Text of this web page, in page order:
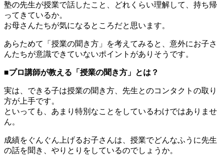
塾の先生が授業で話したこと、どれくらい理解して、持ち帰
ってきているか。
お母さんたちが気になるところだと思います。
あらためて「授業の聞き方」を考えてみると、意外にお子さ
んたちが意識できていないポイントがありそうです。
■プロ講師が教える「授業の聞き方」とは？
実は、できる子は授業の聞き方、先生とのコンタクトの取り
方が上手です。
といっても、あまり特別なことをしているわけではありませ
ん。
成績をぐんぐん上げるお子さんは、授業でどんなふうに先生
の話を聞き、やりとりをしているのでしょうか。